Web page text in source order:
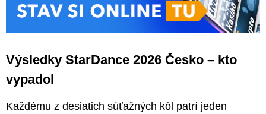
Výsledky StarDance 2026 Česko – kto
vypadol
Každému z desiatich súťažných kôl patrí jeden